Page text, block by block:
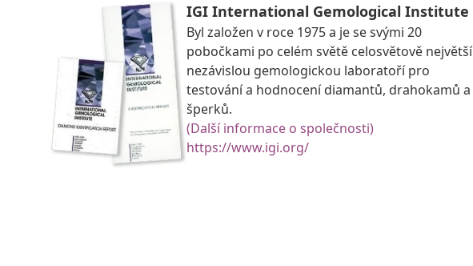
IGI International Gemological Institute
Byl založen v roce 1975 a je se svými 20
pobočkami po celém světě celosvětově největší
nezávislou gemologickou laboratoří pro
testování a hodnocení diamantů, drahokamů a
šperků.
(Další informace o společnosti)
https://www.igi.org/